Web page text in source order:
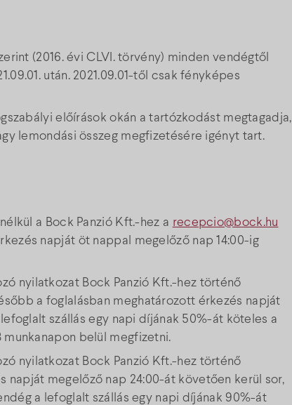
(2016. évi CLVI. törvény) minden vendégtől
után. 2021.09.01-től csak fényképes
előírások okán a tartózkodást megtagadja,
lemondási összeg megfizetésére igényt tart.
a Bock Panzió Kft.-hez a recepcio@bock.hu
napját öt nappal megelőző nap 14:00-ig
nyilatkozat Bock Panzió Kft.-hez történő
a foglalásban meghatározott érkezés napját
szállás egy napi díjának 50%-át köteles a
belül megfizetni.
nyilatkozat Bock Panzió Kft.-hez történő
napját megelőző nap 24:00-át követően kerül sor,
a lefoglalt szállás egy napi díjának 90%-át